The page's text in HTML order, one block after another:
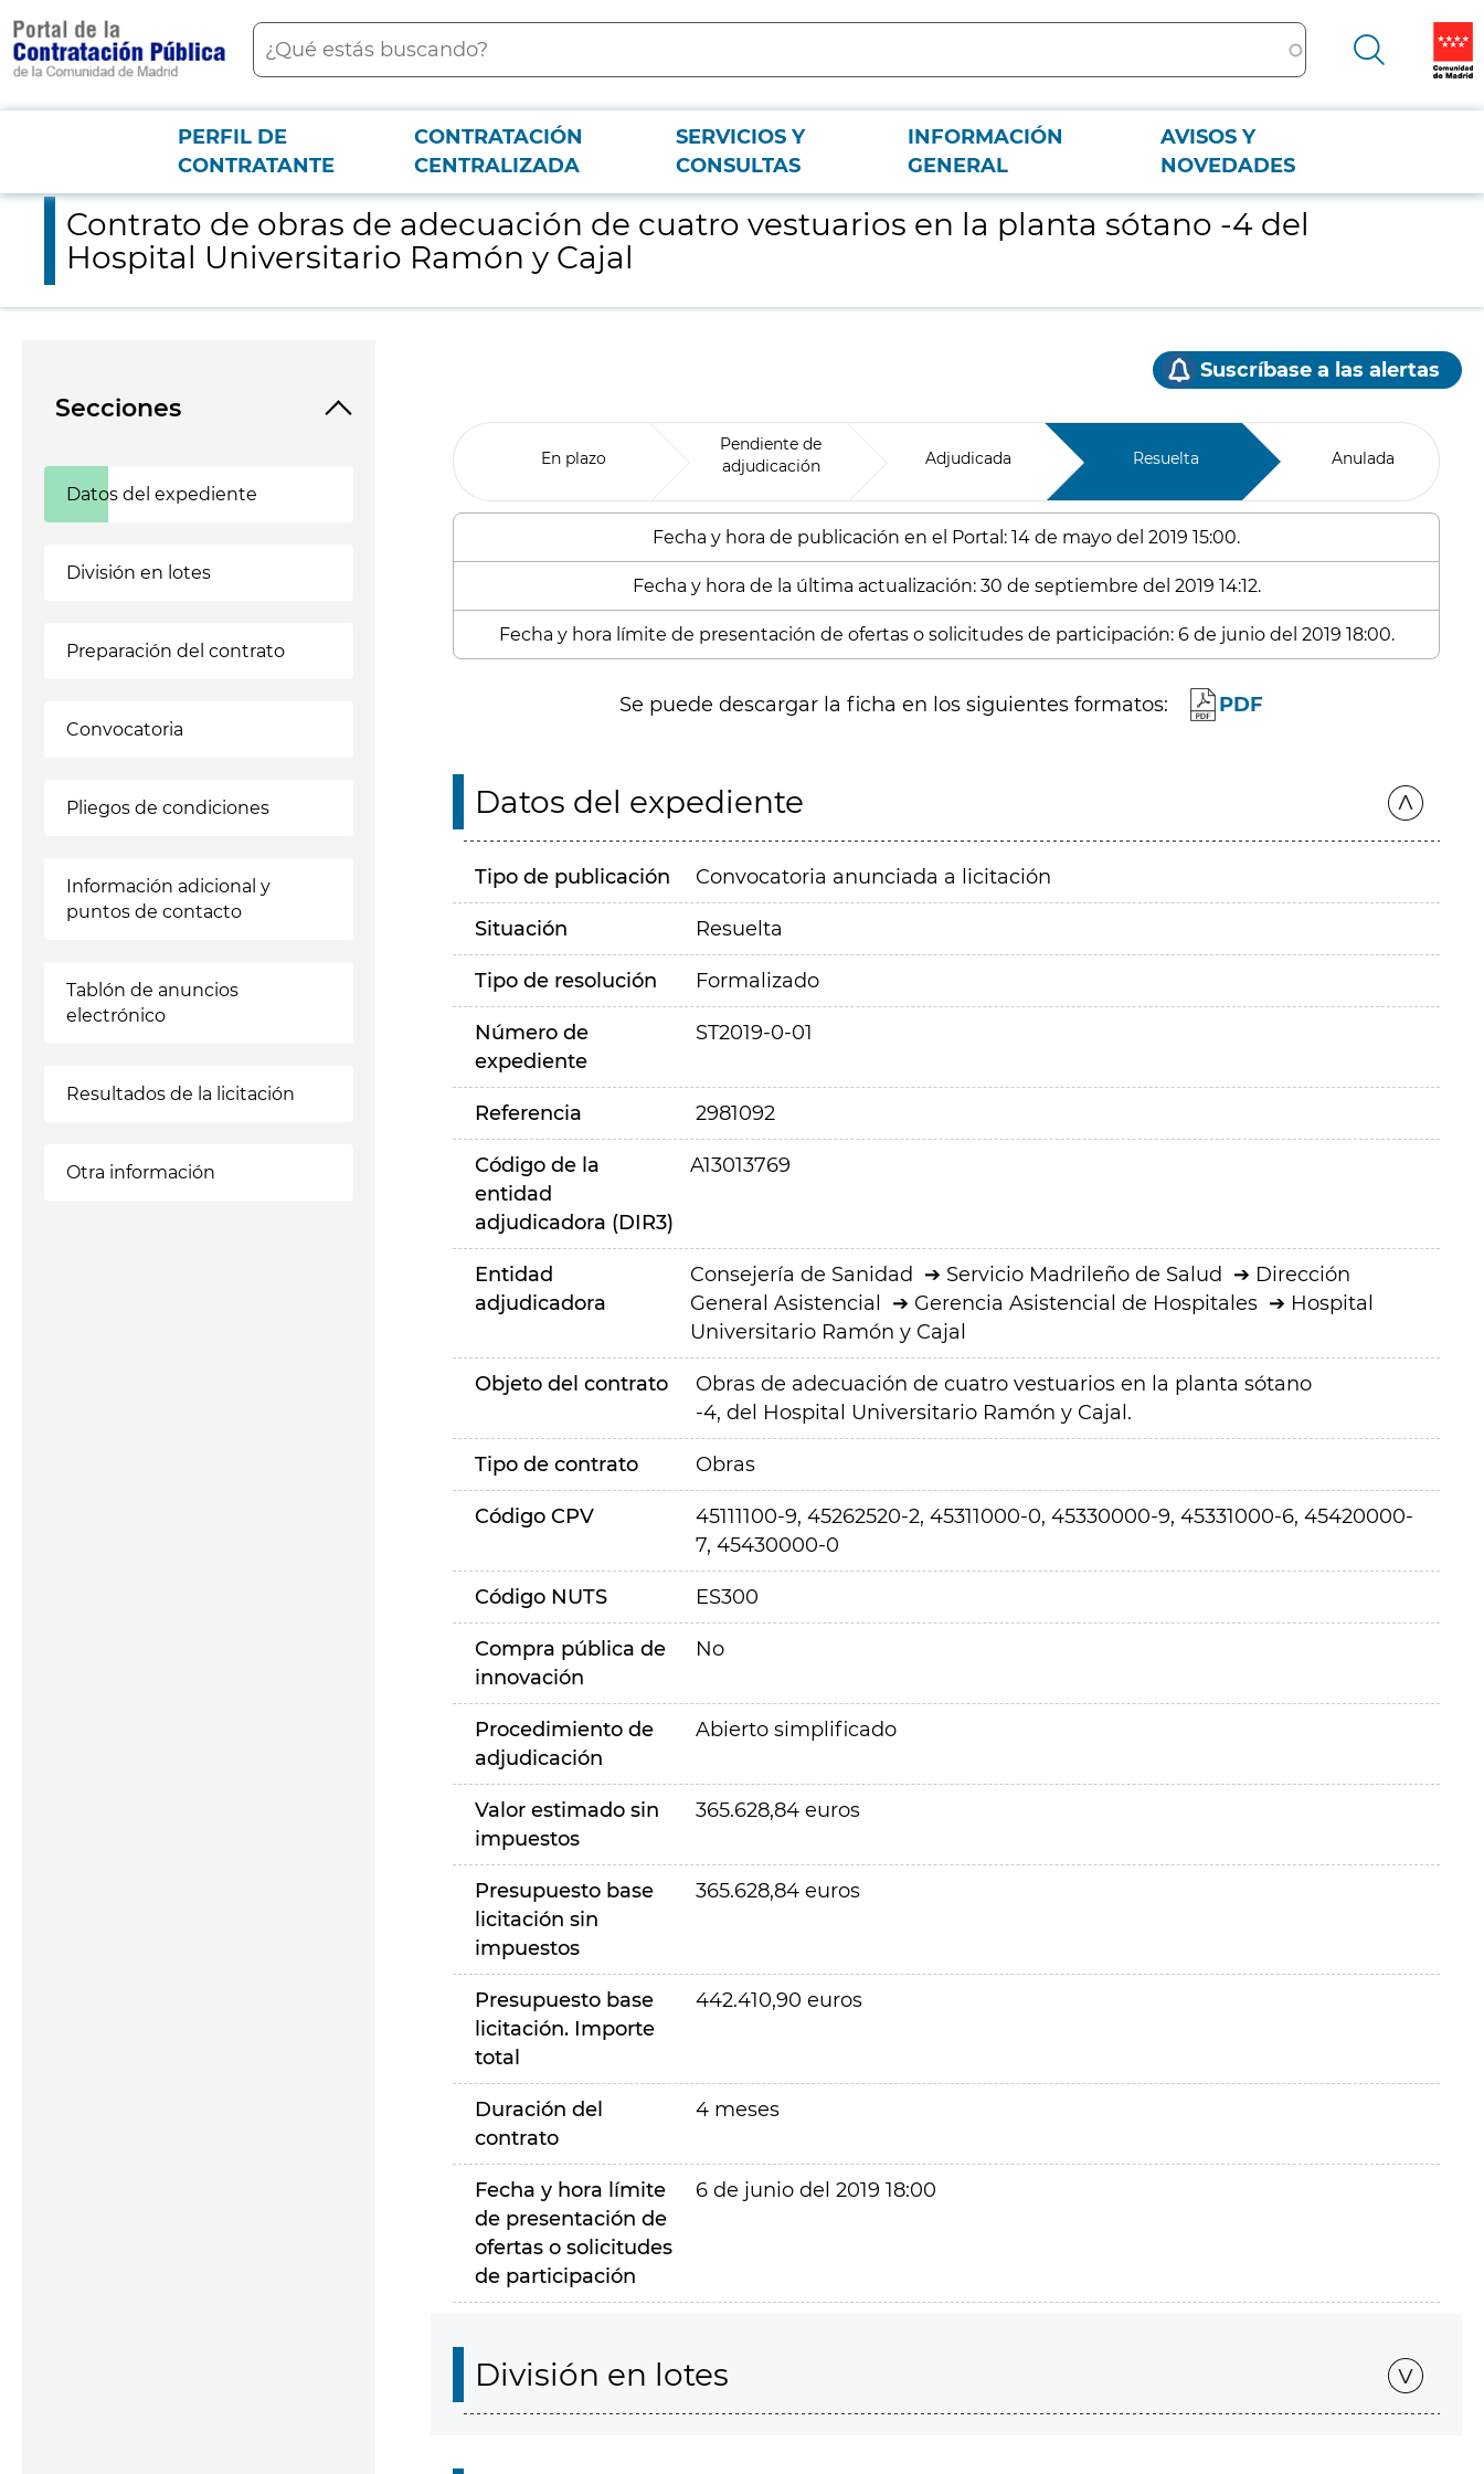
contenido
principal
Buscar
Menú PCON
PERFIL DE
CONTRATANTE
CONTRATACIÓN
CENTRALIZADA
SERVICIOS Y
CONSULTAS
INFORMACIÓN
GENERAL
AVISOS Y
NOVEDADES
Contrato de obras de adecuación de cuatro vestuarios en la planta sótano -4 del Hospital Universitario Ramón y Cajal
Contrato de obras de adecuación de cuatro vestuarios en la planta sótano -4 del
Hospital Universitario Ramón y Cajal
Secciones
Datos del expediente
División en lotes
Preparación del contrato
Convocatoria
Pliegos de condiciones
Información adicional y
puntos de contacto
Tablón de anuncios
electrónico
Resultados de la licitación
Otra información
Suscríbase a las alertas
En plazo
Pendiente de
adjudicación
Adjudicada Resuelta Anulada
Fecha y hora de publicación en el Portal: 14 de mayo del 2019 15:00.
Fecha y hora de la última actualización: 30 de septiembre del 2019 14:12.
Fecha y hora límite de presentación de ofertas o solicitudes de participación: 6 de junio del 2019 18:00.
Se puede descargar la ficha en los siguientes formatos: PDF
Datos del expediente
Tipo de publicación Convocatoria anunciada a licitación
Situación Resuelta
Tipo de resolución Formalizado
Número de
expediente
ST2019-0-01
Referencia 2981092
Código de la
entidad
adjudicadora (DIR3)
A13013769
Entidad
adjudicadora
Consejería de Sanidad Servicio Madrileño de Salud
Dirección
General Asistencial
Gerencia Asistencial de Hospitales
Hospital
Universitario Ramón y Cajal
Objeto del contrato
Obras de adecuación de cuatro vestuarios en la planta sótano
-4, del Hospital Universitario Ramón y Cajal.
Tipo de contrato Obras
Código CPV
45111100-9, 45262520-2, 45311000-0, 45330000-9, 45331000-6, 45420000-
7, 45430000-0
Código NUTS ES300
Compra pública de
innovación
No
Procedimiento de
adjudicación
Abierto simplificado
Valor estimado sin
impuestos
365.628,84 euros
Presupuesto base
licitación sin
impuestos
365.628,84 euros
Presupuesto base
licitación. Importe
total
442.410,90 euros
Duración del
contrato
4 meses
Fecha y hora límite
de presentación de
ofertas o solicitudes
de participación
6 de junio del 2019 18:00
División en lotes